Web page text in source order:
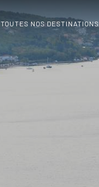
TOUTES NOS DESTINATIONS